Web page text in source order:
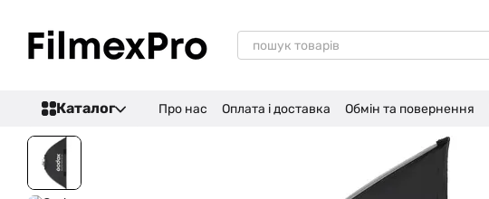
Каталог Про нас Оплата і доставка Обмін та повернення